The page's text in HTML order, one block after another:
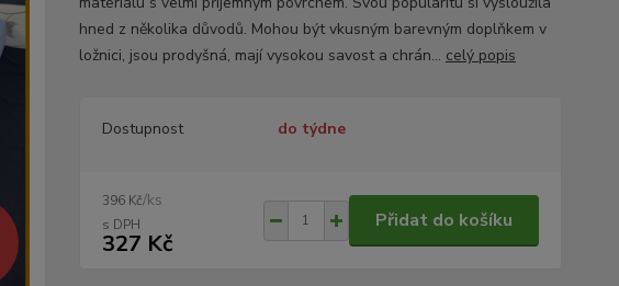
hned z několika důvodů. Mohou být vkusným barevným doplňkem v
ložnici, jsou prodyšná, mají vysokou savost a chrán... celý popis
Dostupnost do týdne
396 Kč/ks
327 Kč
Přidat do košíku